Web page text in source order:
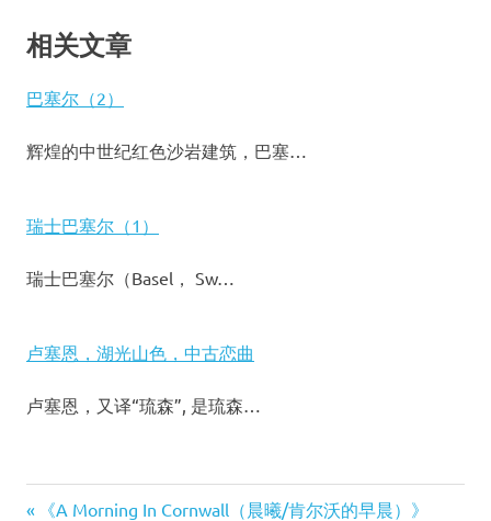
相关文章
巴塞尔（2）
辉煌的中世纪红色沙岩建筑，巴塞…
瑞士巴塞尔（1）
瑞士巴塞尔（Basel， Sw…
卢塞恩，湖光山色，中古恋曲
卢塞恩，又译“琉森”, 是琉森…
Edelweiss
Previous
《A Morning In Cornwall（晨曦/肯尔沃的早晨）》